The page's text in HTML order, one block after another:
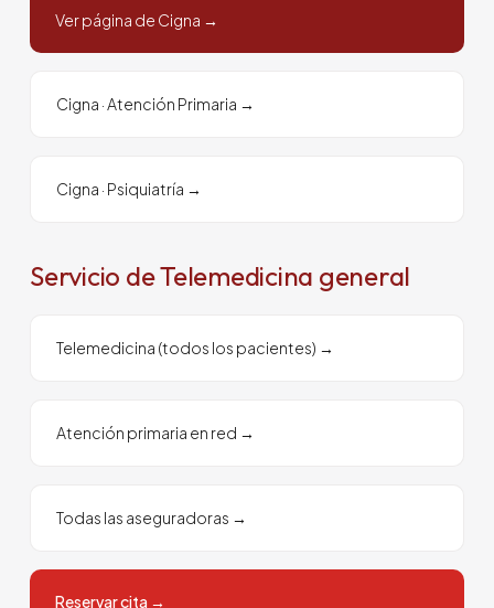
Ver página de Cigna →
Cigna ·Atención Primaria →
Cigna · Psiquiatría →
Servicio de Telemedicina general
Telemedicina (todos los pacientes) →
Atención primaria en red →
Todas las aseguradoras →
Reservar cita →